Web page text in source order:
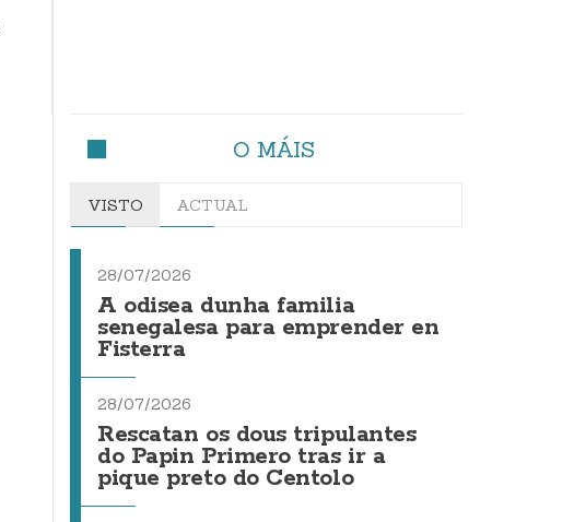
O MÁIS
VISTO ACTUAL
28/07/2026
A odisea dunha familia
senegalesa para emprender en
Fisterra
28/07/2026
Rescatan os dous tripulantes
do Papin Primero tras ir a
pique preto do Centolo